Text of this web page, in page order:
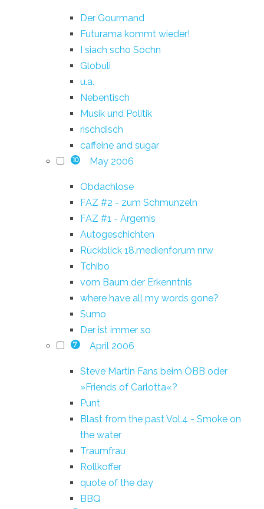
Der Gourmand
Futurama kommt wieder!
I siach scho Sochn
Globuli
u.a.
Nebentisch
Musik und Politik
rischdisch
caffeine and sugar
10 May 2006
Obdachlose
FAZ #2 - zum Schmunzeln
FAZ #1 - Ärgernis
Autogeschichten
Rückblick 18.medienforum nrw
Tchibo
vom Baum der Erkenntnis
where have all my words gone?
Sumo
Der ist immer so
7 April 2006
Steve Martin Fans beim ÖBB oder
»Friends of Carlotta«?
Punt
Blast from the past Vol.4 - Smoke on
the water
Traumfrau
Rollkoffer
quote of the day
BBQ